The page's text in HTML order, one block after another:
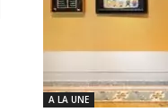
A LA UNE